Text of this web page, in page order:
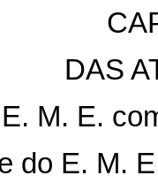
DAS
M. E.
do E. M.